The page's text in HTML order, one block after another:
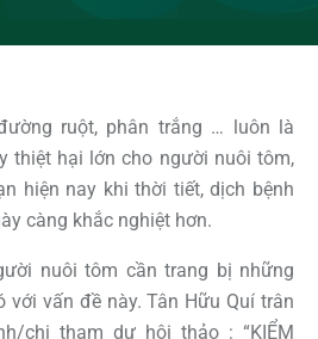
ruột, phân trắng … luôn là
thiệt hại lớn cho người nuôi tôm,
hiện nay khi thời tiết, dịch bệnh
càng khắc nghiệt hơn.
nuôi tôm cần trang bị những
với vấn đề này. Tân Hữu Quí trân
chị tham dự hội thảo : “KIỂM